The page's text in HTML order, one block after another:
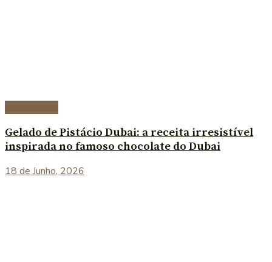
Gelado de Pistácio Dubai: a receita irresistível
inspirada no famoso chocolate do Dubai
18 de Junho, 2026